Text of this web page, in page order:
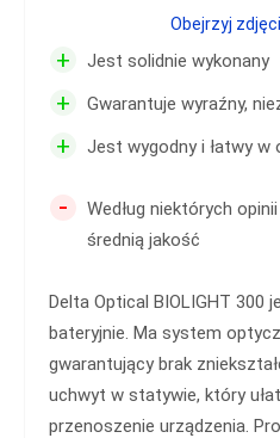
+ Jest solidnie wykonany
+ Gwarantuje wyraźny,
+ Jest wygodny i łatwy w
-
Według niektórych
średnią jakość
Delta Optical BIOLIGHT 300
bateryjnie. Ma system
gwarantujący brak
uchwyt w statywie, który
przenoszenie urządzenia.
Obejrzyj